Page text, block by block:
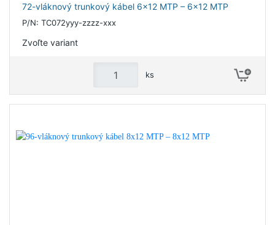
72-vláknový trunkový kábel 6x12 MTP – 6x12 MTP
P/N: TC072yyy-zzzz-xxx
Zvoľte variant
ks